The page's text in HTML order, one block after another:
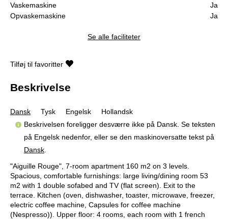
Vaskemaskine
Ja
Opvaskemaskine
Ja
Se alle faciliteter
Tilføj til favoritter
Beskrivelse
Dansk Tysk Engelsk
Hollandsk
Beskrivelsen foreligger desværre ikke på Dansk. Se teksten
på Engelsk nedenfor, eller se den maskinoversatte tekst på
Dansk
"Aiguille Rouge", 7-room apartment 160 m2 on 3 levels.
Spacious, comfortable furnishings: large living/dining room 53
m2 with 1 double sofabed and TV (flat screen). Exit to the
terrace. Kitchen (oven, dishwasher, toaster, microwave, freezer,
electric coffee machine, Capsules for coffee machine
(Nespresso)). Upper floor: 4 rooms, each room with 1 french